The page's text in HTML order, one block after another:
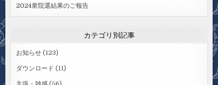
2024衆院選結果のご報告
カテゴリ別記事
お知らせ (123)
ダウンロード (11)